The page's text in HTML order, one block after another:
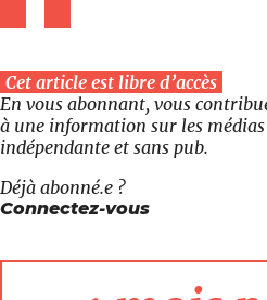
Cet article est libre d’accès
En vous abonnant, vous
à une information sur les médias
indépendante et sans pub.
Déjà abonné.e ?
Connectez-vous